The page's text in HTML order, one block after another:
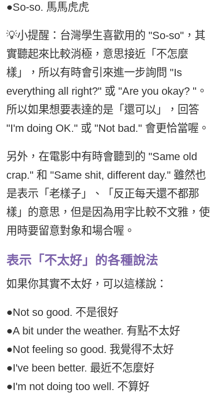
●So-so. 馬馬虎虎
💡小提醒：台灣學生喜歡用的 "So-so"，其
實聽起來比較消極，意思接近「不怎麼
樣」，所以有時會引來進一步詢問 "Is
everything all right?" 或 "Are you okay? "。
所以如果想要表達的是「還可以」，回答
"I'm doing OK." 或 "Not bad." 會更恰當喔。
另外，在電影中有時會聽到的 "Same old
crap." 和 "Same shit, different day." 雖然也
是表示「老樣子」、「反正每天還不都那
樣」的意思，但是因為用字比較不文雅，使
用時要留意對象和場合喔。
表示「不太好」的各種說法
如果你其實不太好，可以這樣說：
●Not so good. 不是很好
●A bit under the weather. 有點不太好
●Not feeling so good. 我覺得不太好
●I've been better. 最近不怎麼好
●I'm not doing too well. 不算好